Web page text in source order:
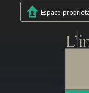
Espace